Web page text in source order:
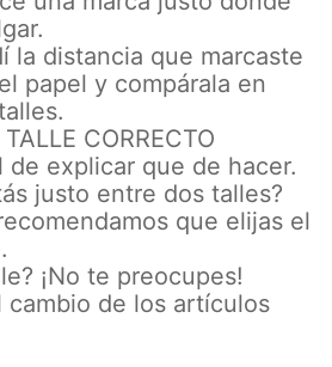
la distancia que marcaste
papel y compárala en
CORRECTO
de explicar que de hacer.
justo entre dos talles?
que elijas el
¡No te preocupes!
cambio de los artículos